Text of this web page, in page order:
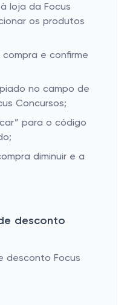
loja da Focus
os produtos
compra e confirme
no campo de
Concursos;
para o código
diminuir e a
desconto